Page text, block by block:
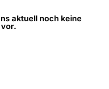
aktuell noch keine
vor.